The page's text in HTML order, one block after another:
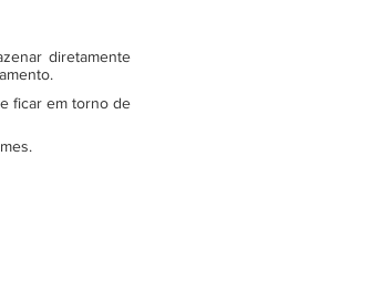
diretamente
ficar em torno de